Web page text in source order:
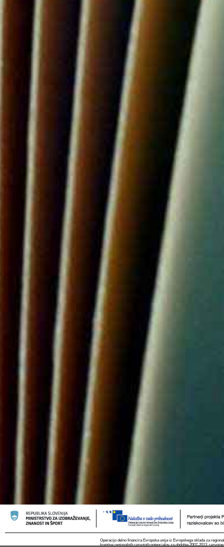
Operacijo delno financira Evropska unija iz Evropskega sklada za
krepitve regionalnih razvojnih potencialov za obdobje 2007-2013,